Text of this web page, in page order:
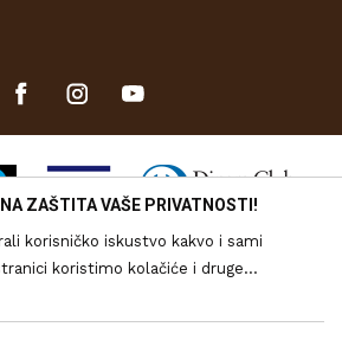
u opisu proizvoda, vjernom prikazu
ne možemo u potpunosti jamčiti točnost
ZAŠTITA VAŠE PRIVATNOSTI!
korisničko iskustvo kakvo i sami
koristimo kolačiće i druge
obrađuju Vaši osobni podaci. Voditelj
Drvona d.o.o. Obrada Vaših osobnih